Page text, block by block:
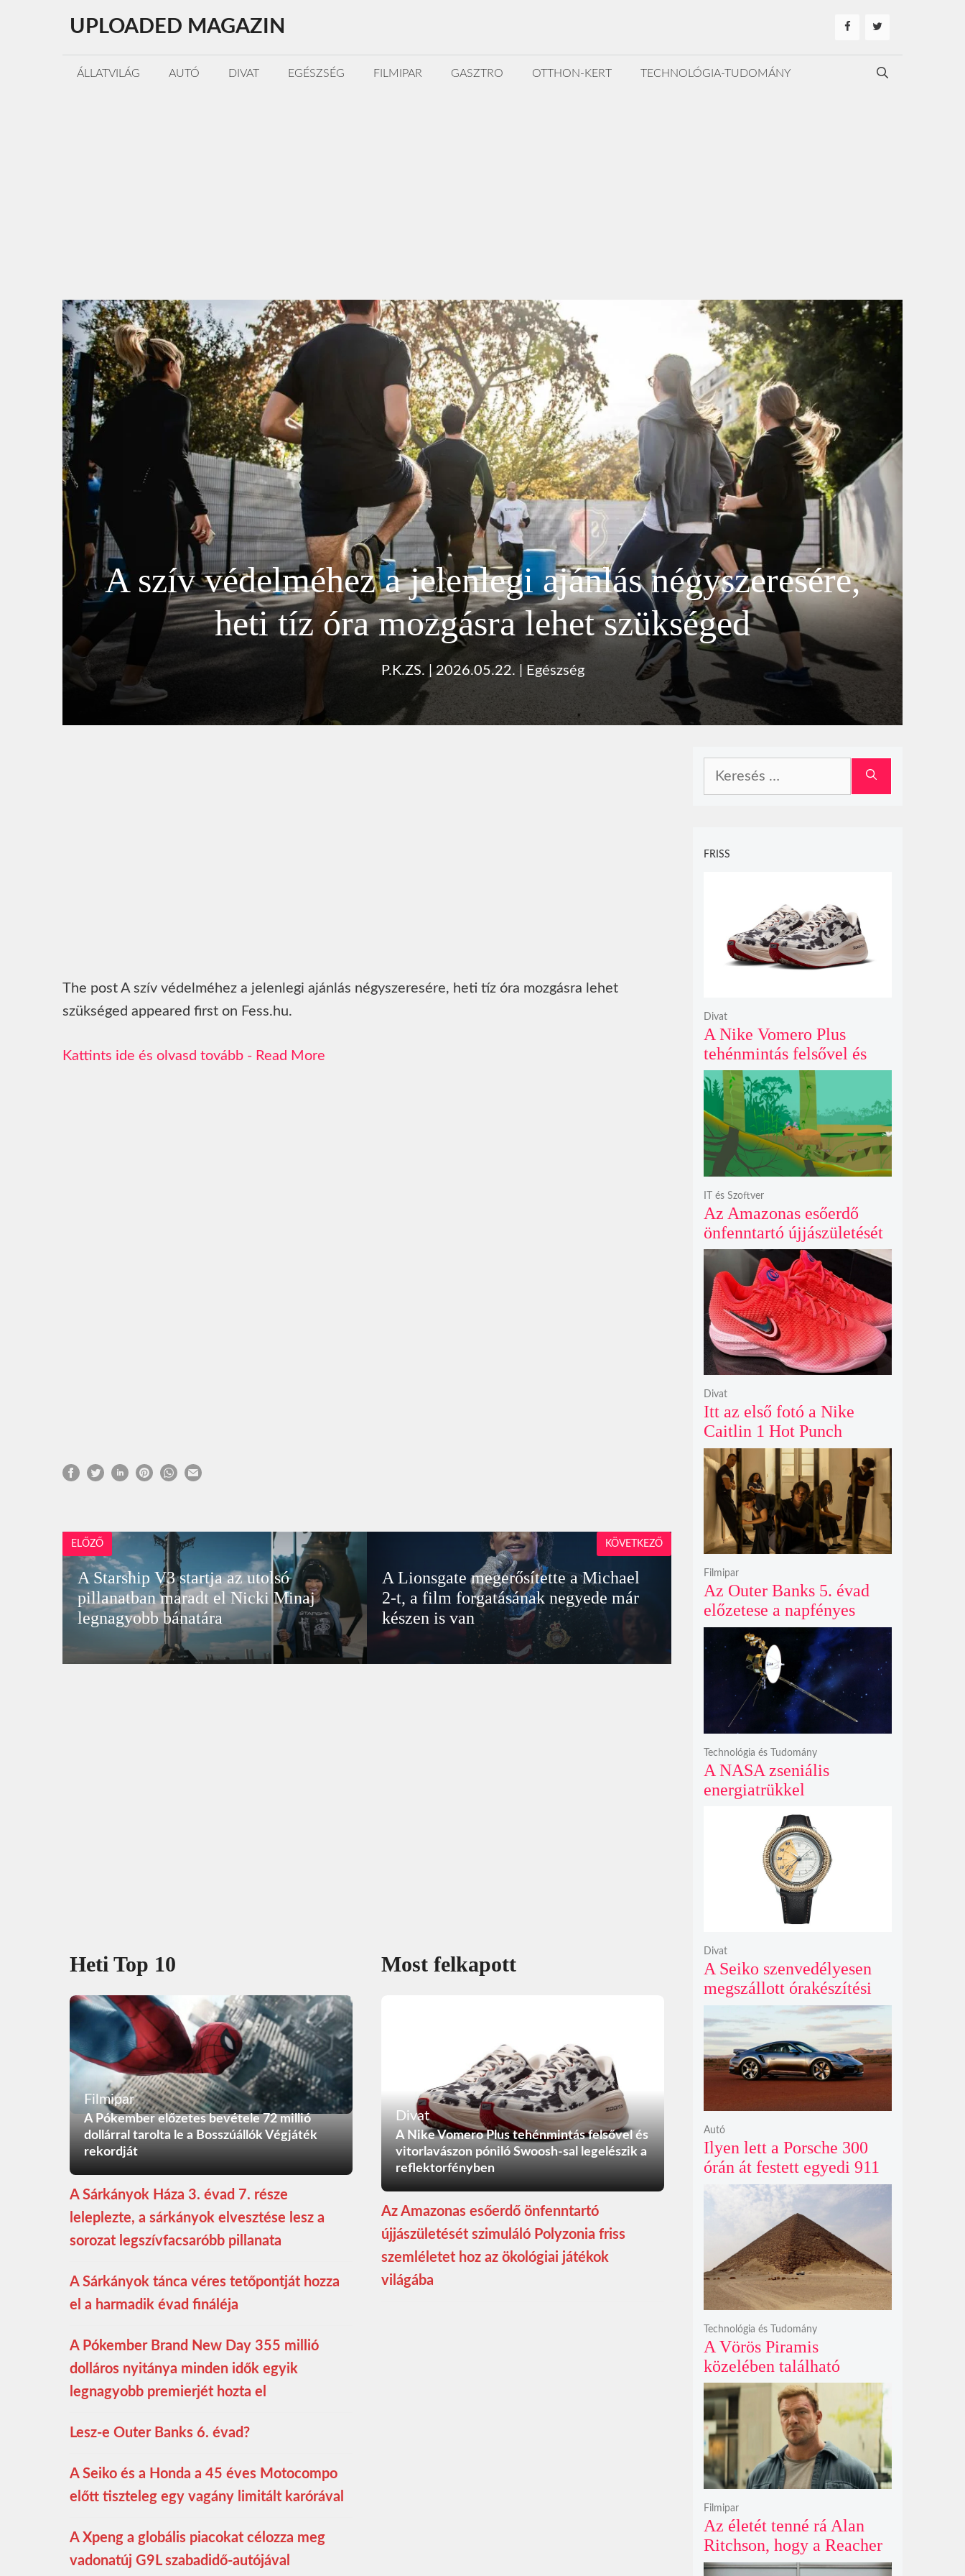
tartalomba
UPLOADED MAGAZIN
ÁLLATVILÁG AUTÓ DIVAT EGÉSZSÉG FILMIPAR GASZTRO OTTHON-KERT TECHNOLÓGIA-TUDOMÁNY
A szív védelméhez a jelenlegi ajánlás négyszeresére,
heti tíz óra mozgásra lehet szükséged
P.K.ZS. |2026.05.22. | Egészség
The post A szív védelméhez a jelenlegi ajánlás négyszeresére, heti tíz óra mozgásra lehet
szükséged appeared first on Fess.hu.
Read More
ELŐZŐ
A Starship V3 startja az utolsó
pillanatban maradt el Nicki Minaj
legnagyobb bánatára
A Lionsgate megerősítette a Michael
2-t, a film forgatásának negyede már
készen is van
KÖVETKEZŐ
Heti Top 10
Filmipar
A Pókember előzetes bevétele 72 millió
dollárral tarolta le a Bosszúállók Végjáték
rekordját
A Sárkányok Háza 3. évad 7. része
leleplezte, a sárkányok elvesztése lesz a
sorozat legszívfacsaróbb pillanata
A Sárkányok tánca véres tetőpontját hozza
el a harmadik évad fináléja
A Pókember Brand New Day 355 millió
dolláros nyitánya minden idők egyik
legnagyobb premierjét hozta el
Lesz-e Outer Banks 6. évad?
A Seiko és a Honda a 45 éves Motocompo
előtt tiszteleg egy vagány limitált karórával
A Xpeng a globális piacokat célozza meg
vadonatúj G9L szabadidő-autójával
Most felkapott
Divat
A Nike Vomero Plus tehénmintás felsővel és
vitorlavászon póniló Swoosh-sal legelészik a
reflektorfényben
Az Amazonas esőerdő önfenntartó
újjászületését szimuláló Polyzonia friss
szemléletet hoz az ökológiai játékok
világába
FRISS
A Nike Vomero Plus
tehénmintás felsővel és
vitorlavászon póniló
Swoosh-sal legelészik a
reflektorfényben
Divat
Az Amazonas esőerdő
önfenntartó újjászületését
szimuláló Polyzonia friss
szemléletet hoz az
ökológiai játékok világába
IT és Szoftver
Itt az első fotó a Nike
Caitlin 1 Hot Punch
cipőjéről brutálisan ütős
színben
Divat
Az Outer Banks 5. évad
előzetese a napfényes
kalandok helyett
kíméletlen
bosszúhadjáratot ígér
Filmipar
A NASA zseniális
energiatrükkel
éves Voyager-2 csillagközi
küldetését
Technológia és Tudomány
A Seiko szenvedélyesen
megszállott órakészítési
kiállítása végre Londonba
érkezik idén nyáron
Divat
Ilyen lett a Porsche 300
órán át festett egyedi 911
Turbo S-e, ami ausztrál
naplementéből született
Autó
A Vörös Piramis
közelében található
rejtélyes vonalak nem
kőszállító rámpák, hanem
egy ókori gátrendszer
részei lehetnek
Technológia és Tudomány
Az életét tenné rá Alan
Ritchson, hogy a Reacher
negyedik évada mindent
Filmipar